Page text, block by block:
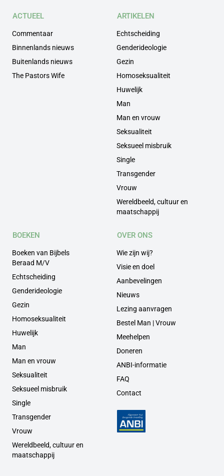
ACTUEEL
Commentaar
Binnenlands nieuws
Buitenlands nieuws
The Pastors Wife
ARTIKELEN
Echtscheiding
Genderideologie
Gezin
Homoseksualiteit
Huwelijk
Man
Man en vrouw
Seksualiteit
Seksueel misbruik
Single
Transgender
Vrouw
Wereldbeeld, cultuur en
maatschappij
BOEKEN
Boeken van Bijbels
Beraad M/V
Echtscheiding
Genderideologie
Gezin
Homoseksualiteit
Huwelijk
Man
Man en vrouw
Seksualiteit
Seksueel misbruik
Single
Transgender
Vrouw
Wereldbeeld, cultuur en
maatschappij
OVER ONS
Wie zijn wij?
Visie en doel
Aanbevelingen
Nieuws
Lezing aanvragen
Bestel Man | Vrouw
Meehelpen
Doneren
ANBI-informatie
FAQ
Contact